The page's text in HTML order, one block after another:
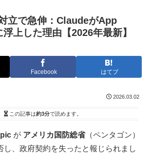
立で急伸：ClaudeがApp
上した理由【2026年最新】
Facebook はてブ
2026.03.02
この記事は約3分で読めます。
が アメリカ国防総省（ペンタゴン）
し、政府契約を失ったと報じられまし